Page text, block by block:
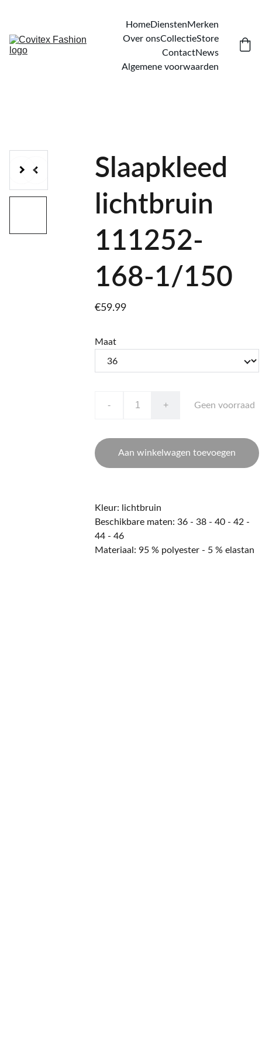
HomeDienstenMerken
Over onsCollectieStore
ContactNews
Algemene voorwaarden
Slaapkleed
lichtbruin
111252-
168-1/150
€59.99
Maat
- + Geen voorraad
Aan winkelwagen toevoegen
Kleur: lichtbruin
Beschikbare maten: 36 - 38 - 40 - 42 -
44 - 46
Materiaal: 95 % polyester - 5 % elastan